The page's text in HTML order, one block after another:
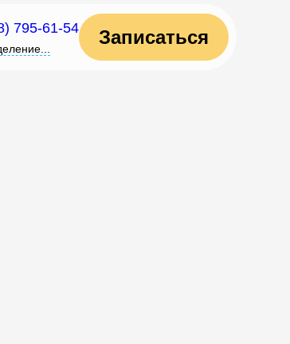
795-61-54 Записаться